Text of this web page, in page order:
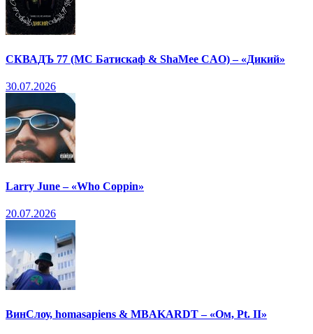
СКВАДЪ 77 (МС Батискаф & ShaMee CAO) – «Дикий»
30.07.2026
Larry June – «Who Coppin»
20.07.2026
ВинСлоу, homasapiens & MBAKARDT – «Ом, Pt. II»